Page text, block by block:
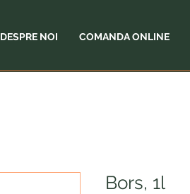
DESPRE NOI COMANDA ONLINE
Bors, 1l